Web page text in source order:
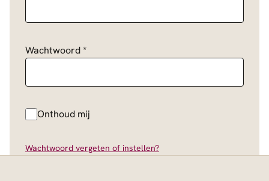
Wachtwoord*
Onthoud mij
Wachtwoord vergeten of instellen?